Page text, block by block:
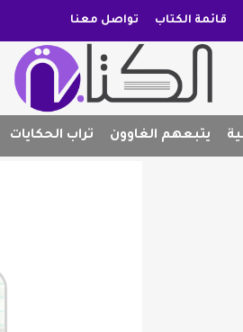
قائمة الكتاب تواصل معنا
يتبعهم الغاوون تراب الحكايات